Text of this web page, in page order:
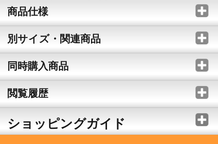
商品仕様
別サイズ・関連商品
同時購入商品
閲覧履歴
ショッピングガイド